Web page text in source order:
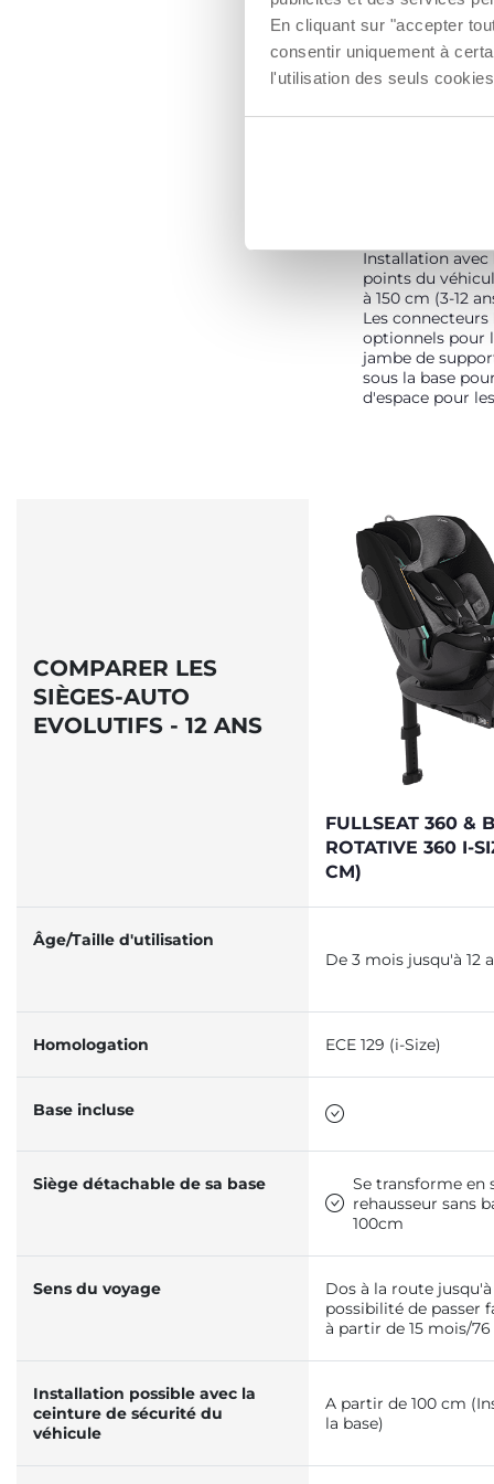
En cliquant sur "accepter
consentir uniquement à
l'utilisation des seuls
Installation avec
points du
à 150 cm (3-12
Les connecteurs
optionnels pour
jambe de
sous la base
d'espace pour
COMPARER LES
SIÈGES-AUTO
EVOLUTIFS - 12 ANS
FULLSEAT 360 &
ROTATIVE 360 I-
CM)
Âge/Taille d'utilisation
De 3 mois jusqu'à 12
Homologation ECE 129 (i-Size)
Base incluse
Siège détachable de sa base
Se transforme en
rehausseur sans
100cm
Sens du voyage
Dos à la route jusqu'à
possibilité de passer
à partir de 15 mois/
Installation possible avec la
ceinture de sécurité du
véhicule
A partir de 100 cm
la base)